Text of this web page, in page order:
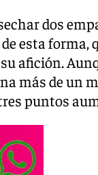
dos
esta forma,
afición.
más de un
puntos